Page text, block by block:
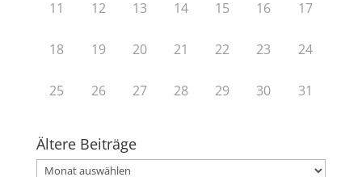
11 12 13 14 15 16 17
18 19 20 21 22 23 24
25 26 27 28 29 30 31
Ältere Beiträge
Ältere